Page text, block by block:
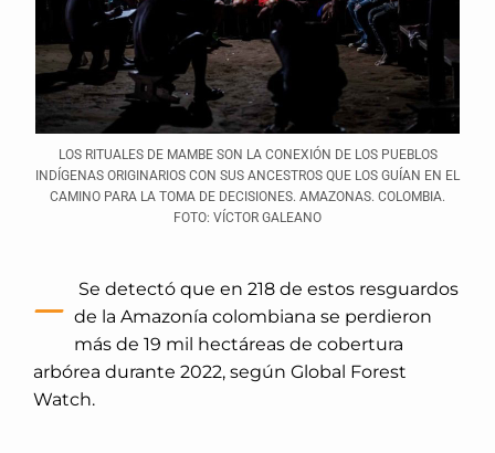
LOS RITUALES DE MAMBE SON LA CONEXIÓN DE LOS PUEBLOS
INDÍGENAS ORIGINARIOS CON SUS ANCESTROS QUE LOS GUÍAN EN EL
CAMINO PARA LA TOMA DE DECISIONES. AMAZONAS. COLOMBIA.
FOTO: VÍCTOR GALEANO
–
Se detectó que en 218 de estos resguardos
de la Amazonía colombiana se perdieron
más de 19 mil hectáreas de cobertura
arbórea durante 2022, según Global Forest
Watch.